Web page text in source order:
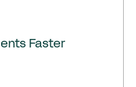
Faster